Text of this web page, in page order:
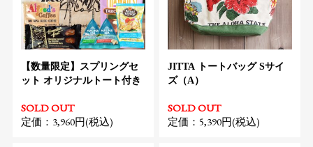
【数量限定】スプリングセ
ット オリジナルトート付き
SOLD OUT
定価：3,960円(税込)
JITTA トートバッグ Sサイ
ズ（A）
SOLD OUT
定価：5,390円(税込)